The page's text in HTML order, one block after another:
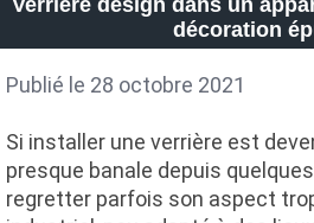
décoration
Publié le 28 octobre 2021
Si installer une verrière est
presque banale depuis
regretter parfois son aspect